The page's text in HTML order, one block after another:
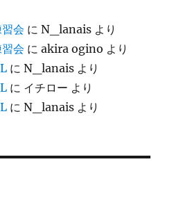
会 にN_lanais より
会 にakira ogino より
にN_lanais より
に イチロー より
にN_lanais より